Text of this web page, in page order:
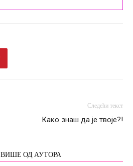
Следећи текст
Како знаш да је твоје?!
ВИШЕ ОД АУТОРА